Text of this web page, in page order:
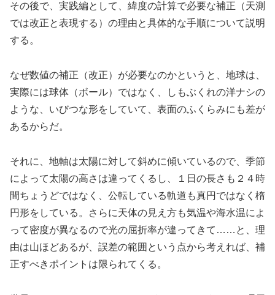
その後で、実践編として、緯度の計算で必要な補正（天測
では改正と表現する）の理由と具体的な手順について説明
する。
なぜ数値の補正（改正）が必要なのかというと、地球は、
実際には球体（ボール）ではなく、しもぶくれの洋ナシの
ような、いびつな形をしていて、表面のふくらみにも差が
あるからだ。
それに、地軸は太陽に対して斜めに傾いているので、季節
によって太陽の高さは違ってくるし、１日の長さも２４時
間ちょうどではなく、公転している軌道も真円ではなく楕
円形をしている。さらに天体の見え方も気温や海水温によ
って密度が異なるので光の屈折率が違ってきて……と、理
由は山ほどあるが、誤差の範囲という点から考えれば、補
正すべきポイントは限られてくる。